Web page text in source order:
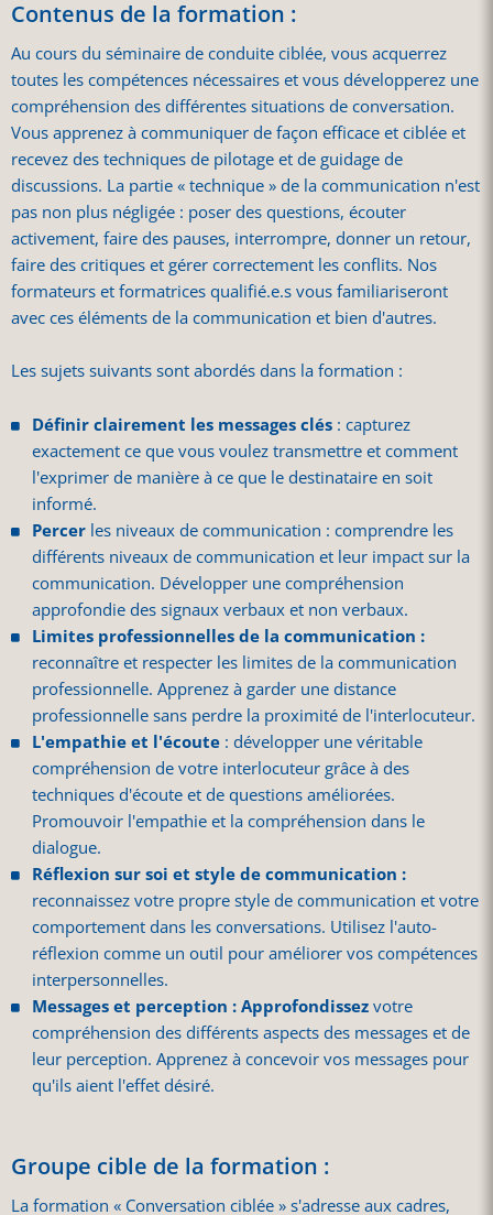
Contenus de la formation :
Au cours du séminaire de conduite ciblée, vous acquerrez
toutes les compétences nécessaires et vous développerez une
compréhension des différentes situations de conversation.
Vous apprenez à communiquer de façon efficace et ciblée et
recevez des techniques de pilotage et de guidage de
discussions. La partie « technique » de la communication n'est
pas non plus négligée : poser des questions, écouter
activement, faire des pauses, interrompre, donner un retour,
faire des critiques et gérer correctement les conflits. Nos
formateurs et formatrices qualifié.e.s vous familiariseront
avec ces éléments de la communication et bien d'autres.
Les sujets suivants sont abordés dans la formation :
Définir clairement les messages clés : capturez
exactement ce que vous voulez transmettre et comment
l'exprimer de manière à ce que le destinataire en soit
informé.
Percer les niveaux de communication : comprendre les
différents niveaux de communication et leur impact sur la
communication. Développer une compréhension
approfondie des signaux verbaux et non verbaux.
Limites professionnelles de la communication :
reconnaître et respecter les limites de la communication
professionnelle. Apprenez à garder une distance
professionnelle sans perdre la proximité de l'interlocuteur.
L'empathie et l'écoute : développer une véritable
compréhension de votre interlocuteur grâce à des
techniques d'écoute et de questions améliorées.
Promouvoir l'empathie et la compréhension dans le
dialogue.
Réflexion sur soi et style de communication :
reconnaissez votre propre style de communication et votre
comportement dans les conversations. Utilisez l'auto-
réflexion comme un outil pour améliorer vos compétences
interpersonnelles.
Messages et perception : Approfondissezvotre
compréhension des différents aspects des messages et de
leur perception. Apprenez à concevoir vos messages pour
qu'ils aient l'effet désiré.
Groupe cible de la formation :
La formation « Conversation ciblée » s'adresse aux cadres,